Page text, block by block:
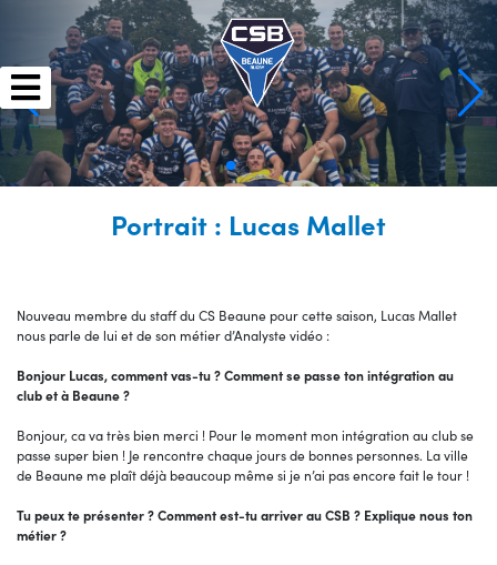
Portrait : Lucas Mallet
Nouveau membre du staff du CS Beaune pour cette saison, Lucas Mallet
nous parle de lui et de son métier d’Analyste vidéo :
Bonjour Lucas, comment vas-tu ? Comment se passe ton intégration au
club et à Beaune ?
Bonjour, ca va très bien merci ! Pour le moment mon intégration au club se
passe super bien ! Je rencontre chaque jours de bonnes personnes. La ville
de Beaune me plaît déjà beaucoup même si je n’ai pas encore fait le tour !
Tu peux te présenter ? Comment est-tu arriver au CSB ? Explique nous ton
métier ?